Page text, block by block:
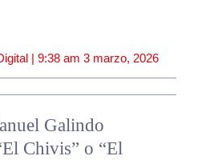
| 9:38 am 3 marzo, 2026
Galindo
Chivis” o “El